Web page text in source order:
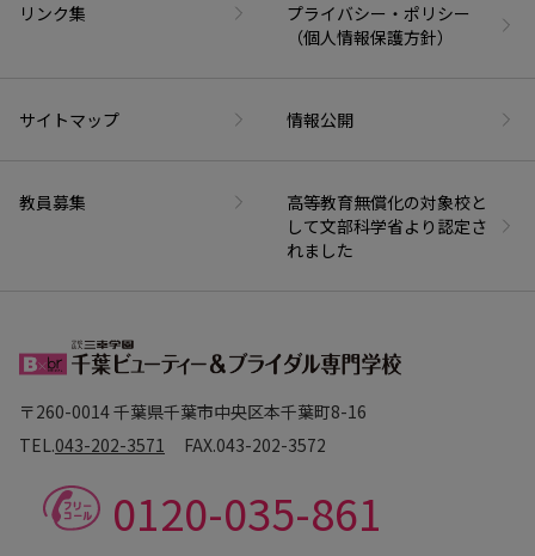
リンク集
プライバシー・ポリシー
（個人情報保護方針）
サイトマップ 情報公開
教員募集
高等教育無償化の対象校と
して文部科学省より認定さ
れました
〒260-0014 千葉県千葉市中央区本千葉町8-16
TEL.043-202-3571 FAX.043-202-3572
0120-035-861